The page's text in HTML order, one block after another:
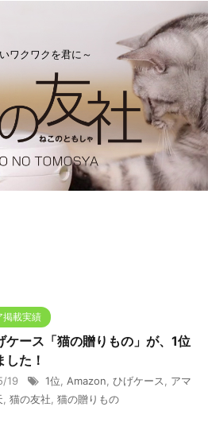
ワクワクを君に～
掲載実績
ケース「猫の贈りもの」が、1位
した！
19 1位 Amazon ひげケース
アマ
猫の友社 猫の贈りもの